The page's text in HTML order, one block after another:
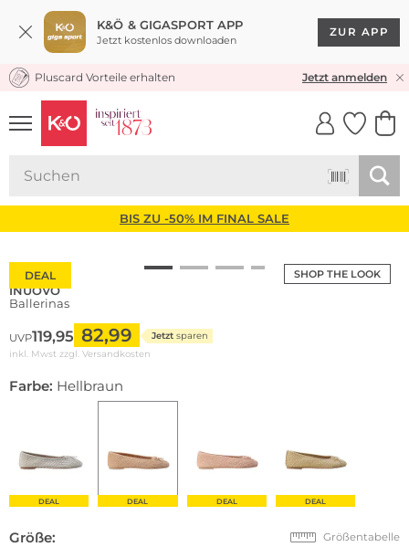
K&Ö & GIGASPORT APP
Jetzt kostenlos downloaden
ZUR APP
KOSTENLOSER VERSAND* & RÜCKVERSAND
Pluscard Vorteile erhalten Jetzt anmelden
UNSERE APP
CLICK &
BIS ZU -50% IM FINAL SALE
SHOP THE LOOK
DEAL
INUOVO
Ballerinas
UVP119,95 82,99 Jetzt sparen
inkl. Mwst zzgl. Versandkosten
Farbe: Hellbraun
DEAL DEAL DEAL DEAL
Größe: Größentabelle